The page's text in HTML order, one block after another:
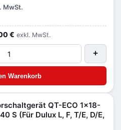
MwSt.
€ exkl. MwSt.
+
Warenkorb
QT-ECO 1x18-
S (Für Dulux L, F, T/E, D/E,